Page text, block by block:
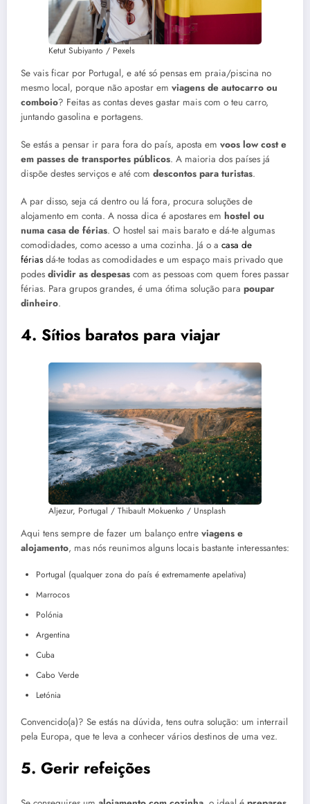
Ketut Subiyanto / Pexels
Se vais ficar por Portugal, e até só pensas em praia/piscina no
mesmo local, porque não apostar em viagens de autocarro ou
comboio? Feitas as contas deves gastar mais com o teu carro,
juntando gasolina e portagens.
Se estás a pensar ir para fora do país, aposta em voos low cost e
em passes de transportes públicos. A maioria dos países já
dispõe destes serviços e até com descontos para turistas.
A par disso, seja cá dentro ou lá fora, procura soluções de
alojamento em conta. A nossa dica é apostares em hostel ou
numa casa de férias. O hostel sai mais barato e dá-te algumas
comodidades, como acesso a uma cozinha. Já o a casa de
férias dá-te todas as comodidades e um espaço mais privado que
podes dividir as despesas com as pessoas com quem fores passar
férias. Para grupos grandes, é uma ótima solução para poupar
dinheiro.
4. Sítios baratos para viajar
Aljezur, Portugal / Thibault Mokuenko / Unsplash
Aqui tens sempre de fazer um balanço entre viagens e
alojamento, mas nós reunimos alguns locais bastante interessantes:
Portugal (qualquer zona do país é extremamente apelativa)
Marrocos
Polónia
Argentina
Cuba
Cabo Verde
Letónia
Convencido(a)? Se estás na dúvida, tens outra solução: um interrail
pela Europa, que te leva a conhecer vários destinos de uma vez.
5. Gerir refeições